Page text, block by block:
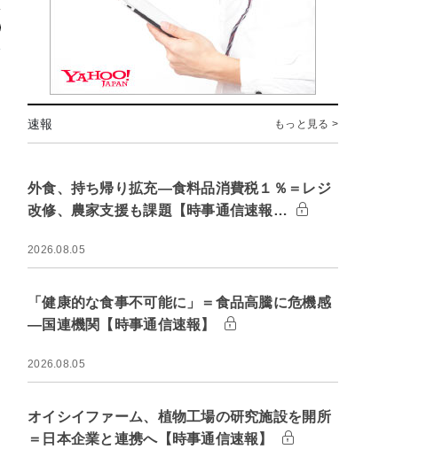
速報 もっと見る >
外食、持ち帰り拡充―食料品消費税１％＝レジ
改修、農家支援も課題【時事通信速報…
2026.08.05
「健康的な食事不可能に」＝食品高騰に危機感
―国連機関【時事通信速報】
2026.08.05
オイシイファーム、植物工場の研究施設を開所
＝日本企業と連携へ【時事通信速報】